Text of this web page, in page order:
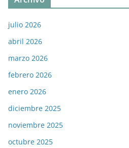
julio 2026
abril 2026
marzo 2026
febrero 2026
enero 2026
diciembre 2025
noviembre 2025
octubre 2025